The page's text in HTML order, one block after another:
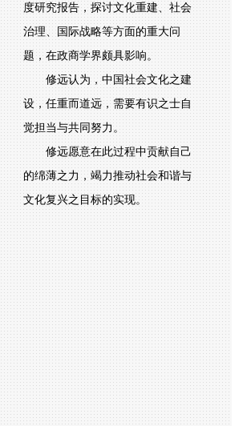
度研究报告，探讨文化重建、社会
治理、国际战略等方面的重大问
题，在政商学界颇具影响。
修远认为，中国社会文化之建
设，任重而道远，需要有识之士自
觉担当与共同努力。
修远愿意在此过程中贡献自己
的绵薄之力，竭力推动社会和谐与
文化复兴之目标的实现。